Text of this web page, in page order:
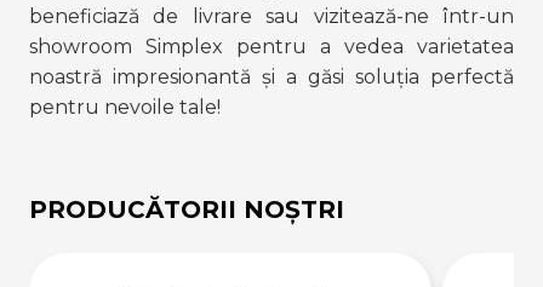
beneficiază de livrare sau vizitează-ne într-un
showroom Simplex pentru a vedea varietatea
noastră impresionantă și a găsi soluția perfectă
pentru nevoile tale!
PRODUCĂTORII NOȘTRI